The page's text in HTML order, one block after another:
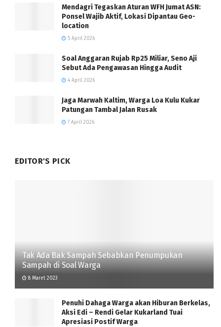
Mendagri Tegaskan Aturan WFH Jumat ASN:
Ponsel Wajib Aktif, Lokasi Dipantau Geo-
location
5 April 2026
Soal Anggaran Rujab Rp25 Miliar, Seno Aji
Sebut Ada Pengawasan Hingga Audit
4 April 2026
Jaga Marwah Kaltim, Warga Loa Kulu Kukar
Patungan Tambal Jalan Rusak
7 April 2026
EDITOR'S PICK
Tak Ada Bak Sampah Sebabkan Penumpukan
Sampah di Soal Warga
8 Maret 2023
Penuhi Dahaga Warga akan Hiburan Berkelas,
Aksi Edi – Rendi Gelar Kukarland Tuai
Apresiasi Postif Warga